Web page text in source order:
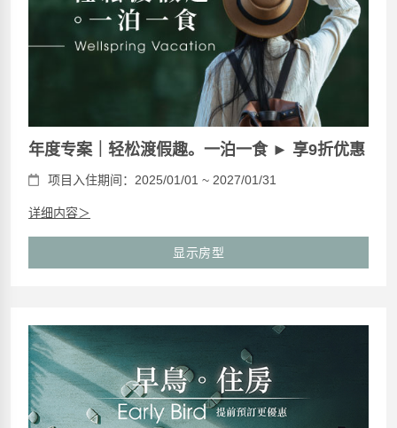
年度专案｜轻松渡假趣。一泊一食 ► 享9折优惠
项目入住期间：2025/01/01 ~ 2027/01/31
详细内容＞
显示房型